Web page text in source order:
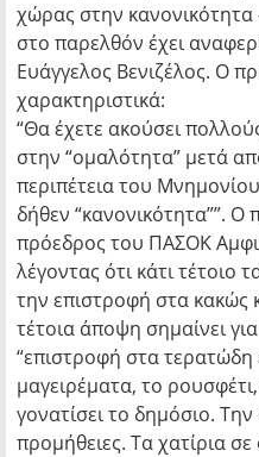
χώρας στην
στο παρελθόν έχει
Ευάγγελος Βενιζέλος. Ο
χαρακτηριστικά:
“Θα έχετε ακούσει
στην “ομαλότητα” μετά
περιπέτεια του
δήθεν “κανονικότητα””. Ο
πρόεδρος του ΠΑΣΟΚ
λέγοντας ότι κάτι τέτοιο
την επιστροφή στα κακώς
τέτοια άποψη σημαίνει
“επιστροφή στα τερατώδη
μαγειρέματα, το
γονατίσει το δημόσιο. Την
προμήθειες. Τα χατίρια